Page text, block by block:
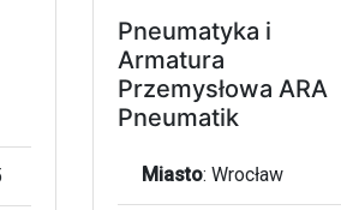
Pneumatyka i
Armatura
Przemysłowa ARA
Pneumatik
Miasto: Wrocław